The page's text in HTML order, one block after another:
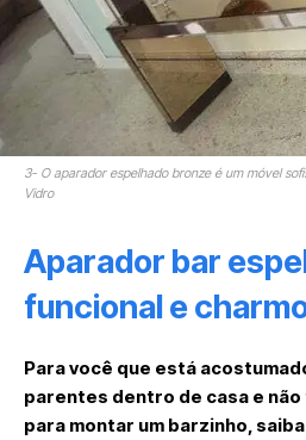
3- O aparador espelhado bronze é um móvel
Vidro
Aparador bar
funcional e
Para você que está
parentes dentro de casa e
para montar um barzinho,